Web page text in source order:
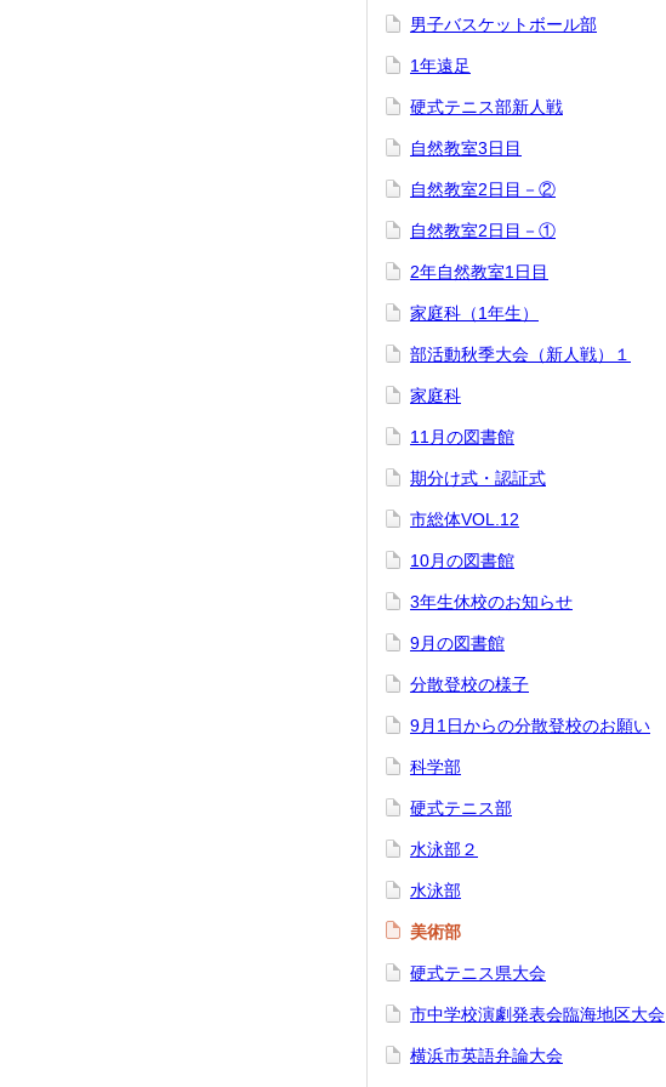
男子バスケットボール部
1年遠足
硬式テニス部新人戦
自然教室3日目
自然教室2日目－②
自然教室2日目－①
2年自然教室1日目
家庭科（1年生）
部活動秋季大会（新人戦）１
家庭科
11月の図書館
期分け式・認証式
市総体VOL.12
10月の図書館
3年生休校のお知らせ
9月の図書館
分散登校の様子
9月1日からの分散登校のお願い
科学部
硬式テニス部
水泳部２
水泳部
美術部
硬式テニス県大会
市中学校演劇発表会臨海地区大会
横浜市英語弁論大会